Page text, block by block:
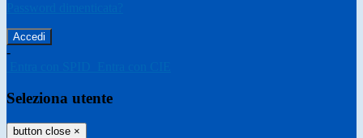
-
Seleziona utente
button close ×